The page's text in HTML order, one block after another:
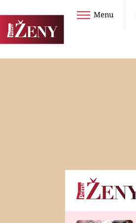
Menu
Horoskopy